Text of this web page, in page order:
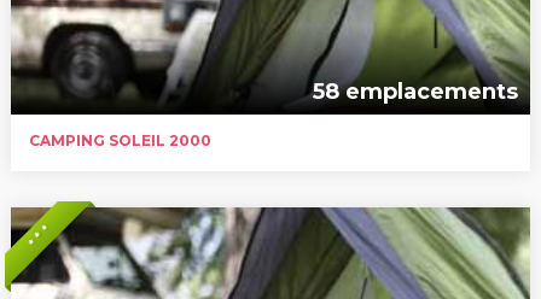
58 emplacements
CAMPING SOLEIL 2000
* * *